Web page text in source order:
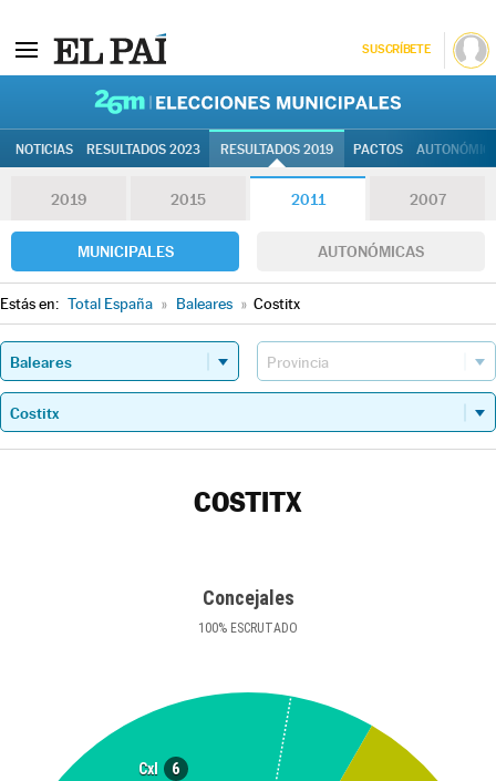
SUSCRÍBETE
NOTICIAS RESULTADOS 2023 RESULTADOS 2019 PACTOS
2019 2015 2011 2007
MUNICIPALES AUTONÓMICAS
Estás en: Total España » Baleares » Costitx
COSTITX
Concejales
100% ESCRUTADO
CxI 6